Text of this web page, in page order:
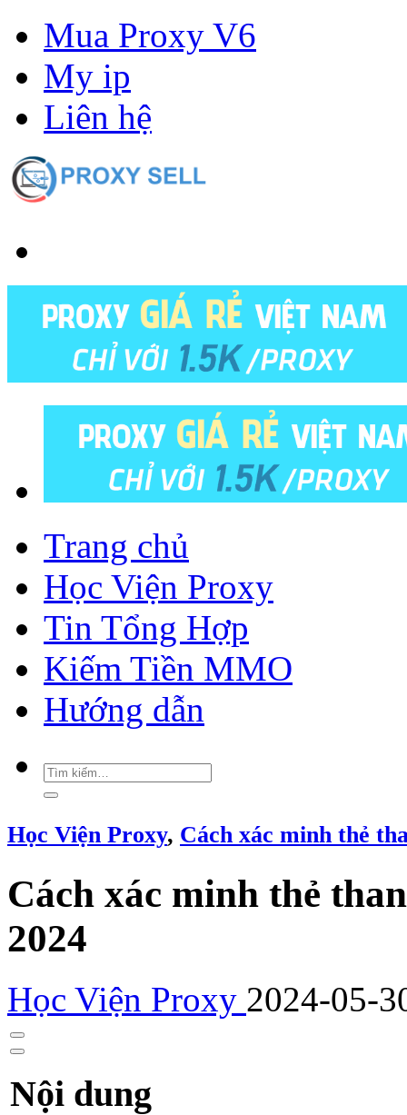
Mua Proxy V6
My ip
Liên hệ
Trang chủ
Học Viện Proxy
Tin Tổng Hợp
Kiếm Tiền MMO
Hướng dẫn
Học Viện Proxy, Cách xác minh thẻ
Cách xác minh thẻ
2024
Học Viện Proxy 2024-05-
Nội dung